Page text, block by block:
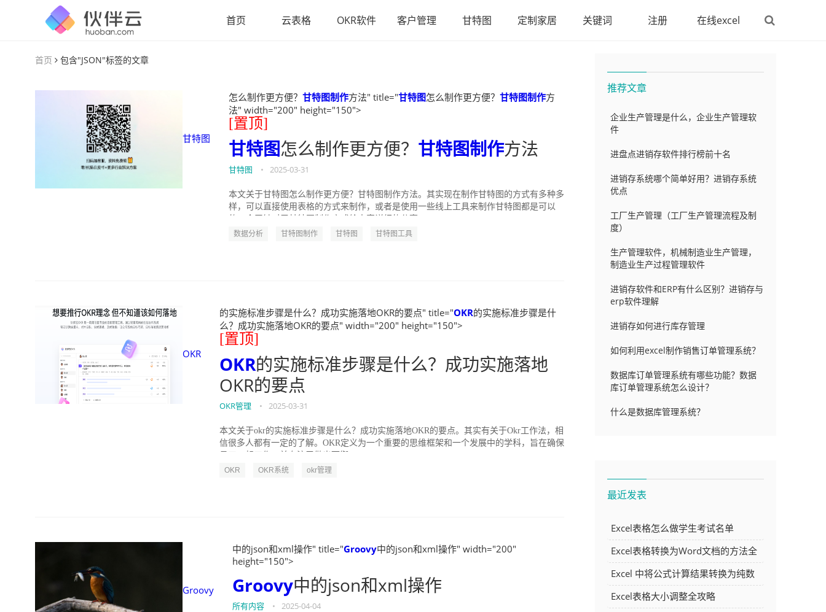
首页 云表格 OKR软件 客户管理 甘特图 定制家居 关键词 注册 在线excel
首页 包含"JSON"标签的文章
甘特图
怎么制作更方便？ 甘特图制作方法" title="甘特图怎么制作更方便？ 甘特图制作方
法" width="200" height="150">
[置顶]
甘特图怎么制作更方便？ 甘特图制作方法
甘特图 • 2025-03-31
本文关于甘特图怎么制作更方便？甘特图制作方法。其实现在制作甘特图的方式有多种多
样，可以直接使用表格的方式来制作，或者是使用一些线上工具来制作甘特图都是可以
数据分析 甘特图制作 甘特图 甘特图工具
OKR
的实施标准步骤是什么？成功实施落地OKR的要点" title="OKR的实施标准步骤是什
么？成功实施落地OKR的要点" width="200" height="150">
[置顶]
OKR的实施标准步骤是什么？成功实施落地
OKR的要点
OKR管理 • 2025-03-31
本文关于okr的实施标准步骤是什么？成功实施落地OKR的要点。其实有关于Okr工作法，相
信很多人都有一定的了解。OKR定义为一个重要的思维框架和一个发展中的学科，旨在确保
OKR OKR系统 okr管理
Groovy
中的json和xml操作" title="Groovy中的json和xml操作" width="200"
height="150">
Groovy中的json和xml操作
所有内容 • 2025-04-04
推荐文章
企业生产管理是什么，企业生产管理软
件
进盘点进销存软件排行榜前十名
进销存系统哪个简单好用？进销存系统
优点
工厂生产管理（工厂生产管理流程及制
度）
生产管理软件，机械制造业生产管理，
制造业生产过程管理软件
进销存软件和ERP有什么区别？进销存与
erp软件理解
进销存如何进行库存管理
如何利用excel制作销售订单管理系统？
数据库订单管理系统有哪些功能？数据
库订单管理系统怎么设计？
什么是数据库管理系统？
最近发表
Excel表格怎么做学生考试名单
Excel表格转换为Word文档的方法全
解析
Excel 中将公式计算结果转换为纯数
字的多种方法
Excel表格大小调整全攻略